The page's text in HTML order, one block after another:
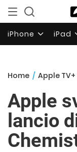
iPhone iPad
Home / Apple TV+
Apple
lancio